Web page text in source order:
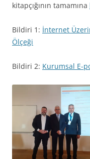
kitapçığının tamamına
Bildiri 1: İnternet
Ölçeği
Bildiri 2: Kurumsal E-